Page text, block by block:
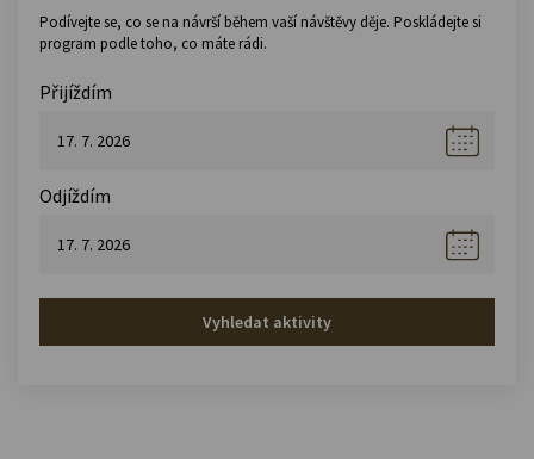
Podívejte se, co se na návrší během vaší návštěvy děje. Poskládejte si
program podle toho, co máte rádi.
Přijíždím
Odjíždím
Vyhledat aktivity